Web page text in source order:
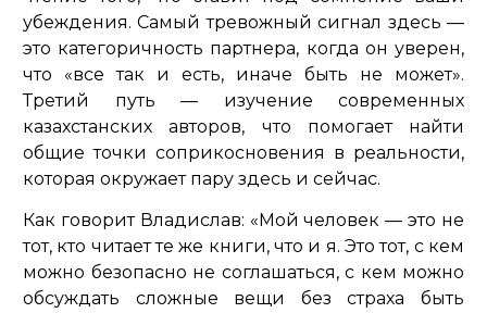
убеждения. Самый тревожный сигнал здесь —
это категоричность партнера, когда он уверен,
что «все так и есть, иначе быть не может».
Третий путь — изучение современных
казахстанских авторов, что помогает найти
общие точки соприкосновения в реальности,
которая окружает пару здесь и сейчас.
Как говорит Владислав: «Мой человек — это не
тот, кто читает те же книги, что и я. Это тот, с кем
можно безопасно не соглашаться, с кем можно
обсуждать сложные вещи без страха быть